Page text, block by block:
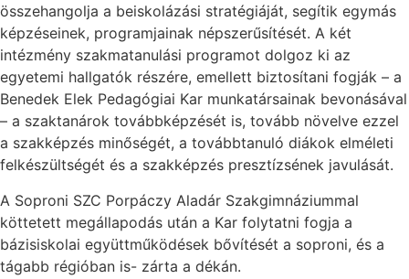
összehangolja a beiskolázási stratégiáját, segítik egymás
képzéseinek, programjainak népszerűsítését. A két
intézmény szakmatanulási programot dolgoz ki az
egyetemi hallgatók részére, emellett biztosítani fogják – a
Benedek Elek Pedagógiai Kar munkatársainak bevonásával
– a szaktanárok továbbképzését is, tovább növelve ezzel
a szakképzés minőségét, a továbbtanuló diákok elméleti
felkészültségét és a szakképzés presztízsének javulását.
A Soproni SZC Porpáczy Aladár Szakgimnáziummal
köttetett megállapodás után a Kar folytatni fogja a
bázisiskolai együttműködések bővítését a soproni, és a
tágabb régióban is- zárta a dékán.